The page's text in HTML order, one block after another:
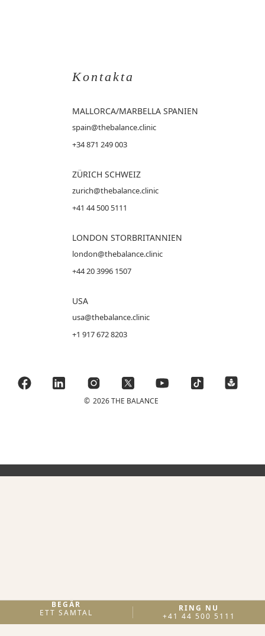
Kontakta
MALLORCA/MARBELLA SPANIEN
spain@thebalance.clinic
+34 871 249 003
ZÜRICH SCHWEIZ
zurich@thebalance.clinic
+41 44 500 5111
LONDON STORBRITANNIEN
london@thebalance.clinic
+44 20 3996 1507
USA
usa@thebalance.clinic
+1 917 672 8203
© 2026 THE BALANCE
BEGÄR
ETT SAMTAL
RING NU
+41 44 500 5111